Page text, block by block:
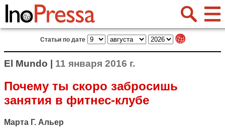
Статьи по дате
El Mundo | 11 января 2016 г.
Почему ты скоро забросишь
занятия в фитнес-клубе
Марта Г. Альер